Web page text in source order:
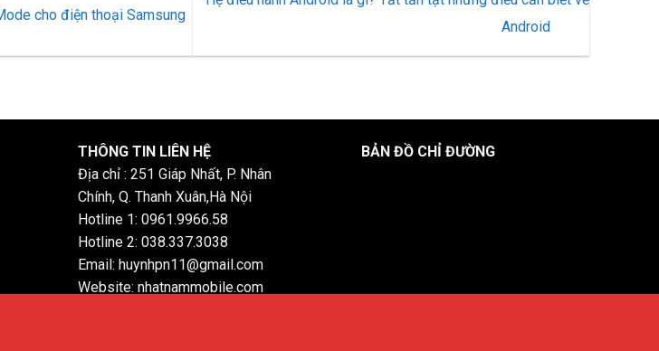
cho điện thoại Samsung
Android
THÔNG TIN LIÊN HỆ
Địa chỉ : 251 Giáp Nhất, P. Nhân
Chính, Q. Thanh Xuân,Hà Nội
Hotline 1: 0961.9966.58
Hotline 2: 038.337.3038
Email: huynhpn11@gmail.com
Website: nhatnammobile.com
BẢN ĐỒ CHỈ ĐƯỜNG